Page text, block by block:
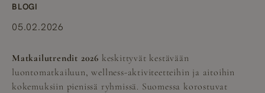
BLOGI
05.02.2026
Matkailutrendit 2026 keskittyvät kestävään
luontomatkailuun, wellness-aktiviteetteihin ja aitoihin
kokemuksiin pienissä ryhmissä. Suomessa korostuvat